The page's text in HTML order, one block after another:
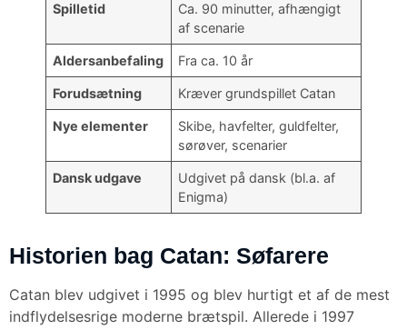
Spilletid
Ca. 90 minutter, afhængigt
af scenarie
Aldersanbefaling Fra ca. 10 år
Forudsætning Kræver grundspillet Catan
Nye elementer
Skibe, havfelter, guldfelter,
sørøver, scenarier
Dansk udgave
Udgivet på dansk (bl.a. af
Enigma)
Historien bag Catan: Søfarere
Catan blev udgivet i 1995 og blev hurtigt et af de mest
indflydelsesrige moderne brætspil. Allerede i 1997